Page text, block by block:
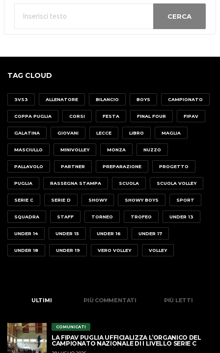
CERCA
TAG CLOUD
3VS3 ALLENATORE BILANCIO BOYS CAMPIONATO
COPPA PUGLIA CORSI FESTA FINAL FOUR FIPAV
GALATINA GIOVANI LECCE LIBRO MAGLIA
MASCIULLO MINIVOLLEY MONZA NUZZO
PALLAVOLO PARTNER PREPARAZIONE PROGETTO
PUGLIA RASSEGNA STAMPA SCUOLA SCUOLA VOLLEY
SERIE C SERIE D SHOWY SHOWY BOYS SPORT
SQUADRA STAFF TORNEO TROFEO UNDER 13
UNDER 14 UNDER 15 UNDER 16 UNDER 17
UNDER 18 UNDER 19 VERO VOLLEY VOLLEY
ULTIMI PIÙ COMMENTATI PIÙ LETTI
COMUNICATI
LA FIPAV PUGLIA UFFICIALIZZA L’ORGANICO DEL
CAMPIONATO NAZIONALE DI I LIVELLO SERIE C